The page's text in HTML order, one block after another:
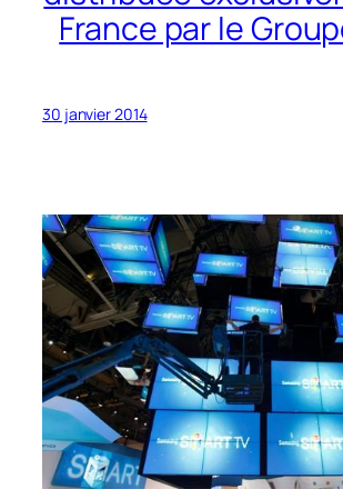
France par le
30 janvier 2014